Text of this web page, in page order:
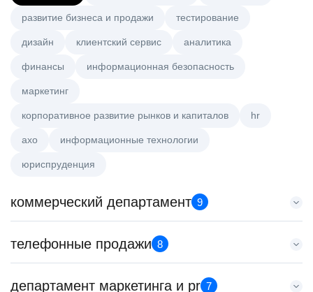
развитие бизнеса и продажи тестирование
дизайн клиентский сервис аналитика
финансы информационная безопасность
маркетинг
корпоративное развитие рынков и капиталов hr
axo информационные технологии
юриспруденция
коммерческий департамент 9
Аналитик данных (направление Enterprise продаж)
HeadHunter::Коммерческий департамент
з/п не указана
телефонные продажи 8
департамент маркетинга и pr 7